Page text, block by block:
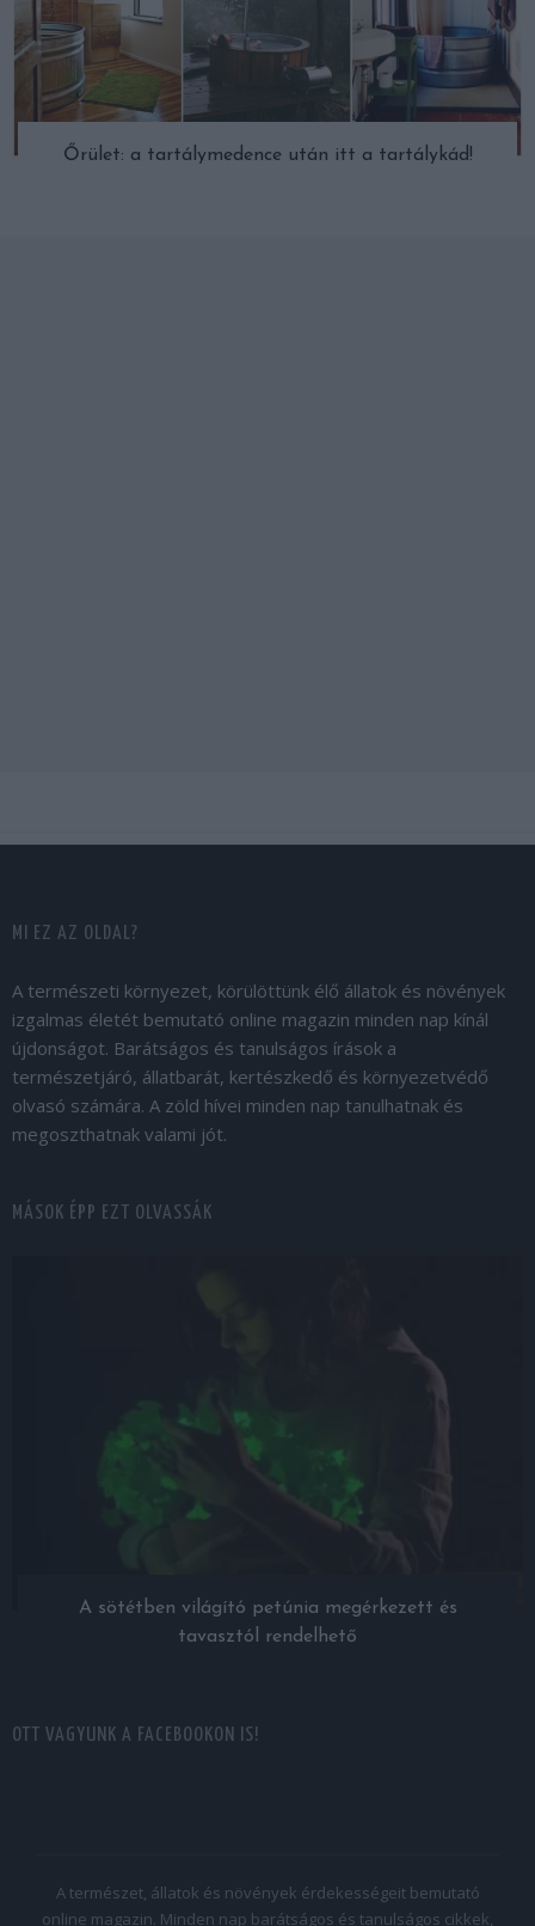
Őrület: a tartálymedence után itt a tartálykád!
MI EZ AZ OLDAL?
A természeti környezet, körülöttünk élő állatok és növények
izgalmas életét bemutató online magazin minden nap kínál
újdonságot. Barátságos és tanulságos írások a
természetjáró, állatbarát, kertészkedő és környezetvédő
olvasó számára. A zöld hívei minden nap tanulhatnak és
megoszthatnak valami jót.
MÁSOK ÉPP EZT OLVASSÁK
A sötétben világító petúnia megérkezett és
tavasztól rendelhető
OTT VAGYUNK A FACEBOOKON IS!
A természet, állatok és növények érdekességeit bemutató
online magazin. Minden nap barátságos és tanulságos cikkek,